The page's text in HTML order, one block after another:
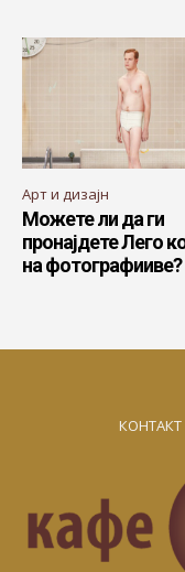
Арт и дизајн
Можете ли да ги
пронајдете Лего
на фотографииве?
КОНТАКТ